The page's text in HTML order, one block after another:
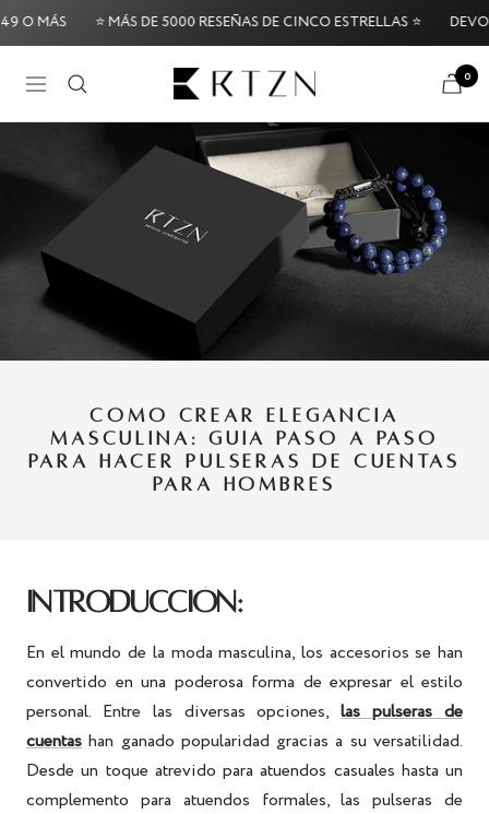
⭐ MÁS DE 5000 RESEÑAS DE CINCO ESTRELLAS ⭐
Navigación RTZN 0
Risk-Free: 60-Day Money-Back Guarantee
CÓMO CREAR ELEGANCIA
MASCULINA: GUÍA PASO A PASO
PARA HACER PULSERAS DE CUENTAS
PARA HOMBRES
INTRODUCCIÓN:
En el mundo de la moda masculina, los accesorios se han
convertido en una poderosa forma de expresar el estilo
personal. Entre las diversas opciones,las pulseras de
cuentas han ganado popularidad gracias a su versatilidad.
Desde un toque atrevido para atuendos casuales hasta un
complemento para atuendos formales, las pulseras de